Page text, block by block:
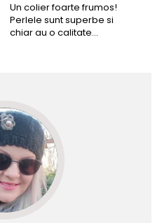
Un colier foarte frumos!
Perlele sunt superbe si
chiar au o calitate